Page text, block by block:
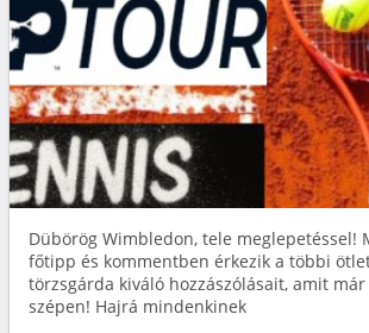
Dübörög Wimbledon, tele meglepetéssel!
főtipp és kommentben érkezik a többi
törzsgárda kiváló hozzászólásait, amit
szépen! Hajrá mindenkinek